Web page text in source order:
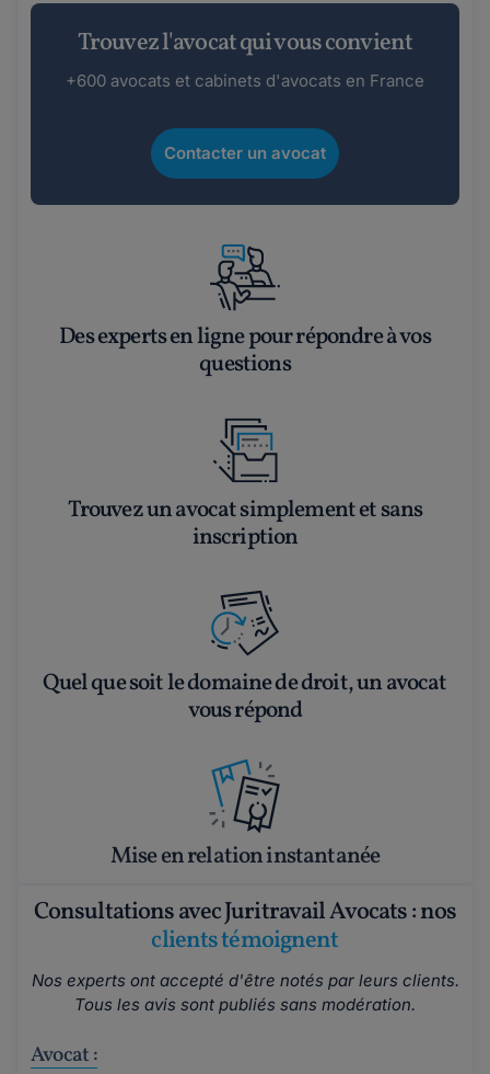
Trouvez l'avocat qui vous convient
+600 avocats et cabinets d'avocats en France
Contacter un avocat
Des experts en ligne pour répondre à vos
questions
Trouvez un avocat simplement et sans
inscription
Quel que soit le domaine de droit, un avocat
vous répond
Mise en relation instantanée
Consultations avec Juritravail Avocats : nos
clients témoignent
Nos experts ont accepté d'être notés par leurs clients.
Tous les avis sont publiés sans modération.
Avocat :